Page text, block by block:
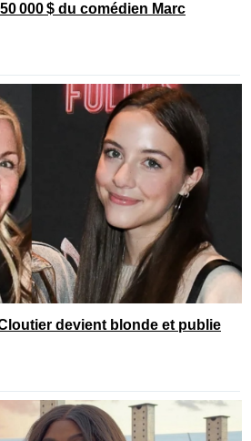
000 $ du comédien Marc
devient blonde et publie